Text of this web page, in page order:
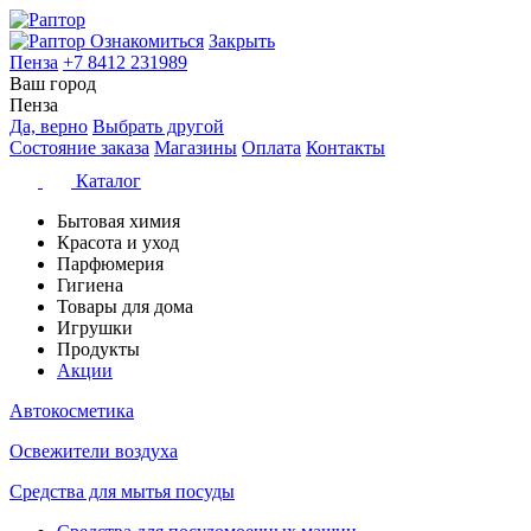
Ознакомиться Закрыть
Пенза +7 8412 231989
Ваш город
Пенза
Да, верно Выбрать другой
Состояние заказа Магазины Оплата Контакты
Каталог
Бытовая химия
Красота и уход
Парфюмерия
Гигиена
Товары для дома
Игрушки
Продукты
Акции
Автокосметика
Освежители воздуха
Средства для мытья посуды